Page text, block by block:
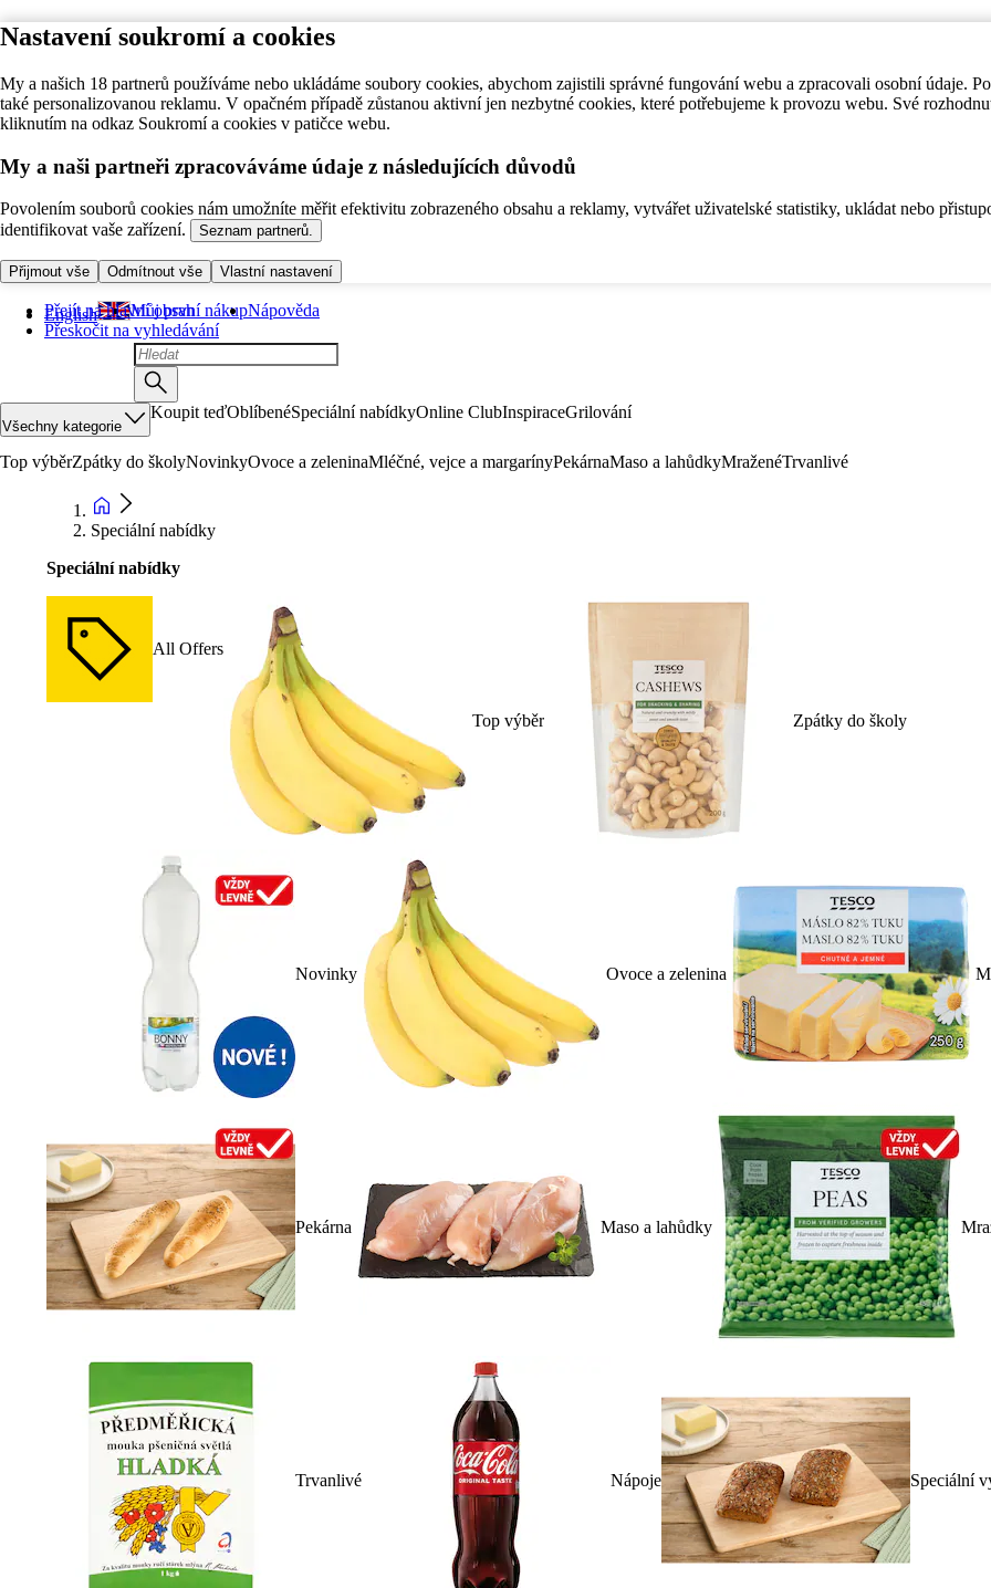
Nastavení soukromí a cookies
My a našich 18 partnerů používáme nebo ukládáme soubory cookies, abychom zajistili správné fungování webu a zpracovali osobní údaje.
také personalizovanou reklamu. V opačném případě zůstanou aktivní jen nezbytné cookies, které potřebujeme k provozu webu. Své
kliknutím na odkaz Soukromí a cookies v patičce webu.
My a naši partneři zpracováváme údaje z následujících důvodů
Povolením souborů cookies nám umožníte měřit efektivitu zobrazeného obsahu a reklamy, vytvářet uživatelské statistiky, ukládat nebo
identifikovat vaše zařízení.
Seznam partnerů.
Přijmout vše Odmítnout vše Vlastní nastavení
Přejít na hlavní obsah
Přeskočit na vyhledávání
English Můj první nákupNápověda
Všechny kategorie
Koupit teďOblíbenéSpeciální nabídkyOnline ClubInspiraceGrilování
Top výběrZpátky do školyNovinkyOvoce a zeleninaMléčné, vejce a margarínyPekárnaMaso a lahůdkyMraženéTrvanlivé
Speciální nabídky
Speciální nabídky
All Offers
Top výběr Zpátky do školy
Novinky Ovoce a zelenina
Pekárna Maso a lahůdky
Trvanlivé Nápoje Speciální